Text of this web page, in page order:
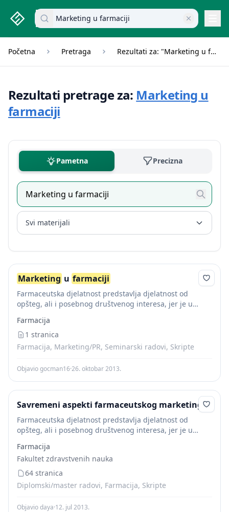
studenti.rs home page
Pretraži dokumente
Početna Pretraga Rezultati za: "Marketing u farmaciji"
Rezultati pretrage za: Marketing u
farmaciji
Pametna Precizna
Svi materijali
Marketing u farmaciji
Farmaceutska djelatnost predstavlja djelatnost od
opšteg, ali i posebnog društvenog interesa, jer je u
zdravlja ljudi. Obuhvata proizvodnju, kontrolu,
distribuciju, izdavanje i prodaju farmaceutskih...
Farmacija
1 stranica
Farmacija, Marketing/PR, Seminarski radovi, Skripte
Objavio gocman16·26. oktobar 2013.
Savremeni aspekti farmaceutskog marketinga
Farmaceutska djelatnost predstavlja djelatnost od
opšteg, ali i posebnog društvenog interesa, jer je u
ljudi. Obuhvata proizvodnju, kontrolu, distribuciju,
izdavanje i prodaju farmaceutskih...
Farmacija
Fakultet zdravstvenih nauka
64 stranica
Diplomski/master radovi, Farmacija, Skripte
Objavio daya·12. jul 2013.